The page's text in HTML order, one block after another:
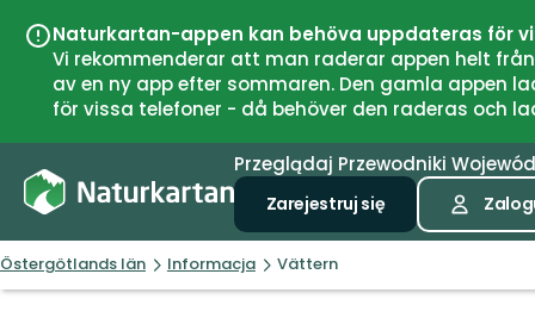
Naturkartan-appen kan behöva uppdateras för
Vi rekommenderar att man raderar appen helt
av en ny app efter sommaren. Den gamla
för vissa telefoner - då behöver den raderas och
Przeglądaj Przewodniki
Zarejestruj się
Östergötlands län Informacja Vättern